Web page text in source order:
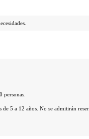
5 a 12 años. No se admitirán